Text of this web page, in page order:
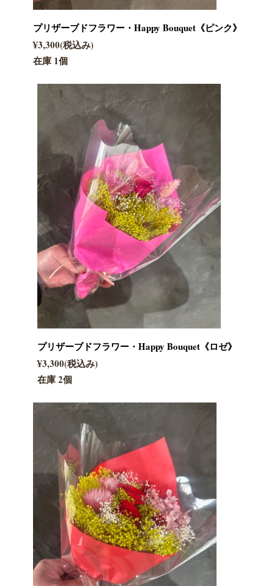
プリザーブドフラワー・Happy Bouquet《ピンク》
¥3,300(税込み)
在庫 1個
プリザーブドフラワー・Happy Bouquet《ロゼ》
¥3,300(税込み)
在庫 2個